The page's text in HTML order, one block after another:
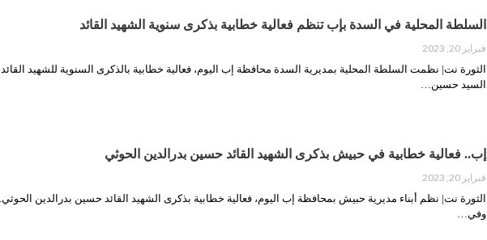
السلطة المحلية في السدة بإب تنظم فعالية خطابية بذكرى سنوية الشهيد القائد
فبراير 20, 2023
الثورة نت| نظمت السلطة المحلية بمديرية السدة محافظة إب اليوم، فعالية خطابية بالذكرى السنوية للشهيد القائد
السيد حسين…
إب.. فعالية خطابية في حبيش بذكرى الشهيد القائد حسين بدرالدين الحوثي
فبراير 20, 2023
الثورة نت| نظم أبناء مديرية حبيش بمحافظة إب اليوم، فعالية خطابية بذكرى الشهيد القائد حسين بدرالدين الحوثي.
وفي…